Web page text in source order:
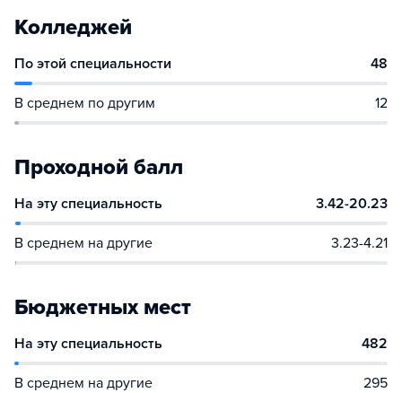
Колледжей
По этой специальности 48
В среднем по другим 12
Проходной балл
На эту специальность 3.42-20.23
В среднем на другие 3.23-4.21
Бюджетных мест
На эту специальность 482
В среднем на другие 295